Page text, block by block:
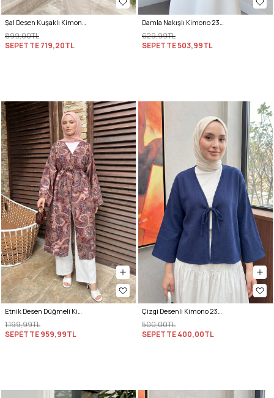
Şal Desen Kuşaklı Kimono 2375 - KOYU KAHVE
899,00TL
SEPETTE719,20TL
Damla Nakışlı Kimono 2368 - PEMBE
629,99TL
SEPETTE503,99TL
Etnik Desen Düğmeli Kimono Y0127 - BORDO
1.199,99TL
SEPETTE959,99TL
Çizgi Desenli Kimono 2359 - LACİVERT
500,00TL
SEPETTE400,00TL